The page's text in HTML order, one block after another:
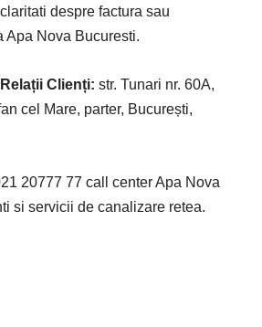
despre factura sau
Apa Nova Bucuresti.
Clienți: str. Tunari nr. 60A,
cel Mare, parter, București,
20777 77 call center Apa Nova
si servicii de canalizare retea.